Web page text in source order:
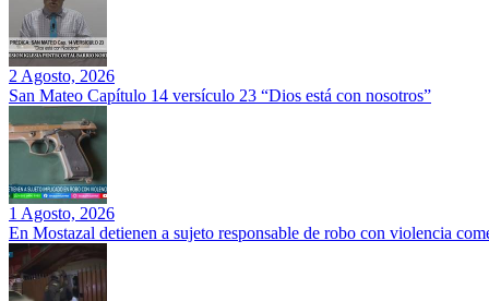
2 Agosto, 2026
San Mateo Capítulo 14 versículo 23 “Dios está con nosotros”
1 Agosto, 2026
En Mostazal detienen a sujeto responsable de robo con violencia